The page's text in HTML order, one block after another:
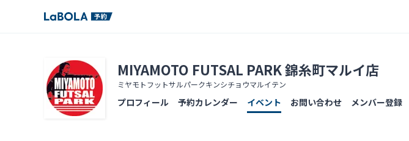
MIYAMOTO FUTSAL PARK 錦糸町マルイ店
ミヤモトフットサルパークキンシチョウマルイテン
プロフィール 予約カレンダー イベント お問い合わせ メンバー登録